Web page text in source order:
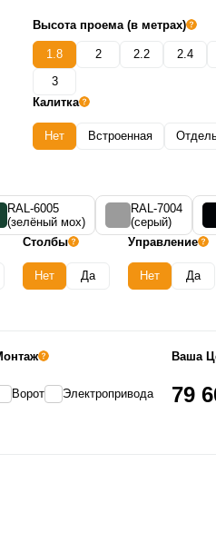
Высота проема (в метрах)
1.8 2 2.2 2.4
3
Калитка
Нет Встроенная
RAL-6005
(зелёный мох)
RAL-7004
(серый)
Столбы
Нет Да
Управление
Нет Да
Ворот Электропривода
Ваша
79